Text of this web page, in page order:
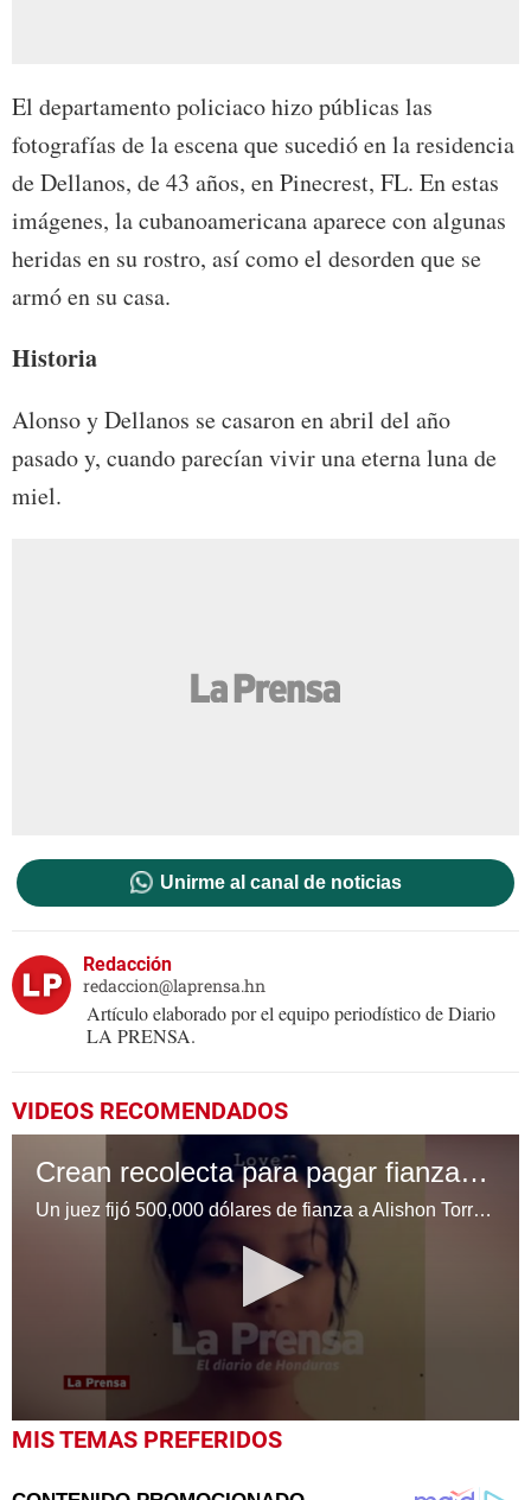
El departamento policiaco hizo públicas las
fotografías de la escena que sucedió en la residencia
de Dellanos, de 43 años, en Pinecrest, FL. En estas
imágenes, la cubanoamericana aparece con algunas
heridas en su rostro, así como el desorden que se
armó en su casa.
Historia
Alonso y Dellanos se casaron en abril del año
pasado y, cuando parecían vivir una eterna luna de
miel.
Unirme al canal de noticias
Redacción
redaccion@laprensa.hn
Artículo elaborado por el equipo periodístico de Diario
LA PRENSA.
VIDEOS RECOMENDADOS
Crean recolecta para pagar fianza de hondureña que le quito la vida al abusador de su hermanita
Un juez fijó 500,000 dólares de fianza a Alishon Torres, quien mató a Noé Rincón en Memphis luego de encararlo por haber tocado a su hermanita de cinco años
0
seconds
MIS TEMAS PREFERIDOS